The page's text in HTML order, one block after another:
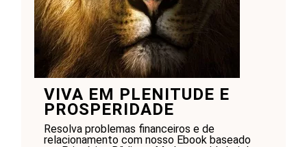
VIVA EM PLENITUDE E
PROSPERIDADE
Resolva problemas financeiros e de
relacionamento com nosso Ebook baseado